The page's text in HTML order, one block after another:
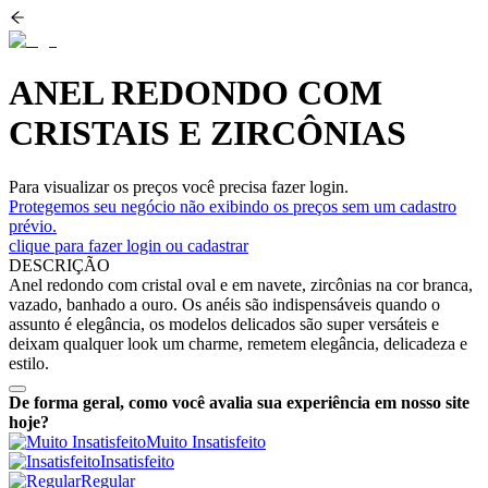
ANEL REDONDO COM
CRISTAIS E ZIRCÔNIAS
Para visualizar os preços você precisa fazer login.
Protegemos seu negócio não exibindo os preços sem um cadastro
prévio.
clique para fazer login ou cadastrar
DESCRIÇÃO
Anel redondo com cristal oval e em navete, zircônias na cor branca,
vazado, banhado a ouro. Os anéis são indispensáveis quando o
assunto é elegância, os modelos delicados são super versáteis e
deixam qualquer look um charme, remetem elegância, delicadeza e
estilo.
De forma geral, como você avalia sua experiência em nosso site
hoje?
Muito Insatisfeito
Insatisfeito
Regular